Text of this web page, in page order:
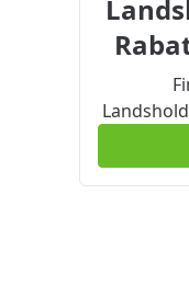
altid en
er helt